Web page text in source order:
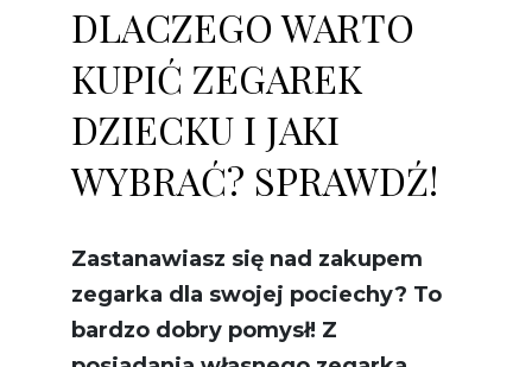
DLACZEGO WARTO
KUPIĆ ZEGAREK
DZIECKU I JAKI
WYBRAĆ? SPRAWDŹ!
Zastanawiasz się nad zakupem
zegarka dla swojej pociechy? To
bardzo dobry pomysł! Z